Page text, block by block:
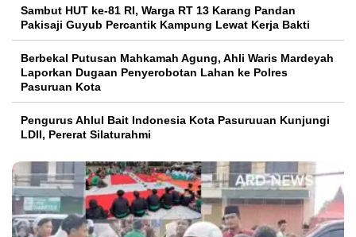
Sambut HUT ke-81 RI, Warga RT 13 Karang Pandan
Pakisaji Guyub Percantik Kampung Lewat Kerja Bakti
Berbekal Putusan Mahkamah Agung, Ahli Waris Mardeyah
Laporkan Dugaan Penyerobotan Lahan ke Polres
Pasuruan Kota
Pengurus Ahlul Bait Indonesia Kota Pasuruuan Kunjungi
LDII, Pererat Silaturahmi